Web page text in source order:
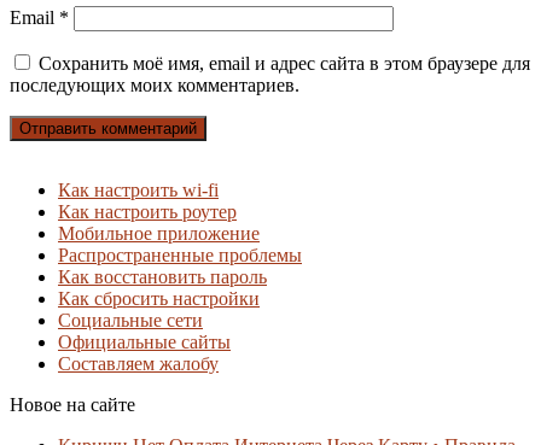
Email *
Сохранить моё имя, email и адрес сайта в этом браузере для
последующих моих комментариев.
Как настроить wi-fi
Как настроить роутер
Мобильное приложение
Распространенные проблемы
Как восстановить пароль
Как сбросить настройки
Социальные сети
Официальные сайты
Составляем жалобу
Новое на сайте